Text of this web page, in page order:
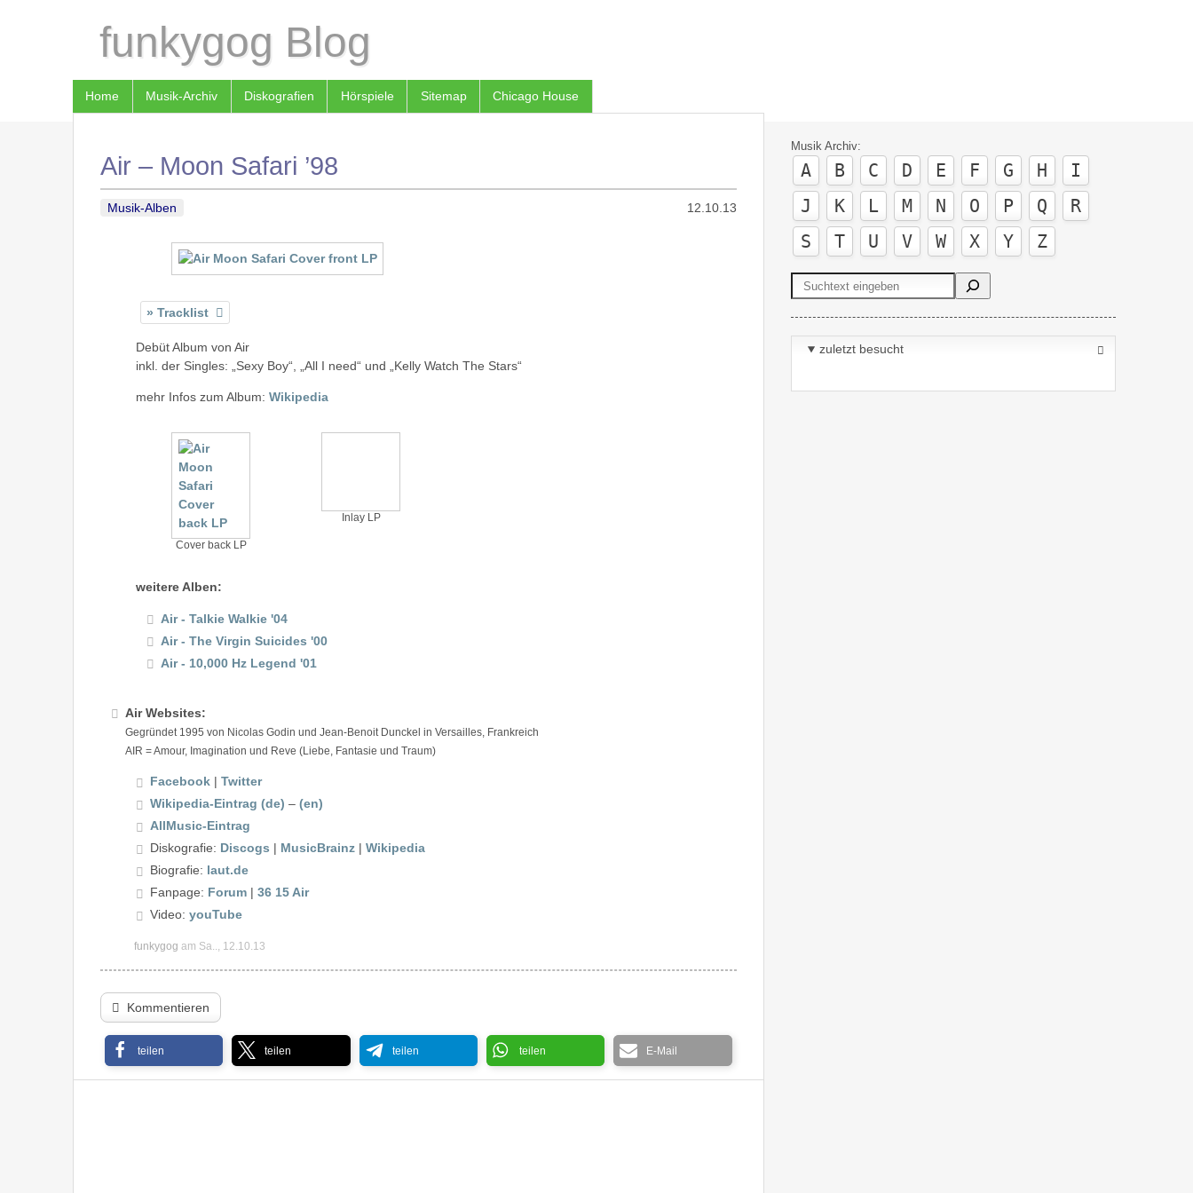
funkygog Blog
Home Musik-Archiv Diskografien Hörspiele Sitemap Chicago House
Air – Moon Safari ’98
Musik-Alben 12.10.13
Tracklist
Debüt Album von Air
inkl. der Singles: „Sexy Boy“, „All I need“ und „Kelly Watch The Stars“
mehr Infos zum Album: Wikipedia
Cover back LP
Inlay LP
weitere Alben:
Air - Talkie Walkie '04
Air - The Virgin Suicides '00
Air - 10,000 Hz Legend '01
Air Websites:
Gegründet 1995 von Nicolas Godin und Jean-Benoit Dunckel in Versailles, Frankreich
AIR = Amour, Imagination und Reve (Liebe, Fantasie und Traum)
Facebook | Twitter
Wikipedia-Eintrag (de) – (en)
AllMusic-Eintrag
Diskografie: Discogs | MusicBrainz | Wikipedia
Biografie: laut.de
Fanpage: Forum | 36 15 Air
Video: youTube
funkygog am Sa.., 12.10.13
Kommentieren
teilen teilen teilen teilen E-Mail
Musik Archiv:
A B C D E F G H
I
J
K L M N O P Q
R
S
T U V W X Y Z
Suchen
zuletzt besucht